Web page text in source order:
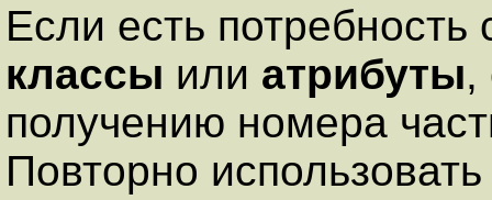
Если есть
классы или атрибуты,
получению номера
Повторно